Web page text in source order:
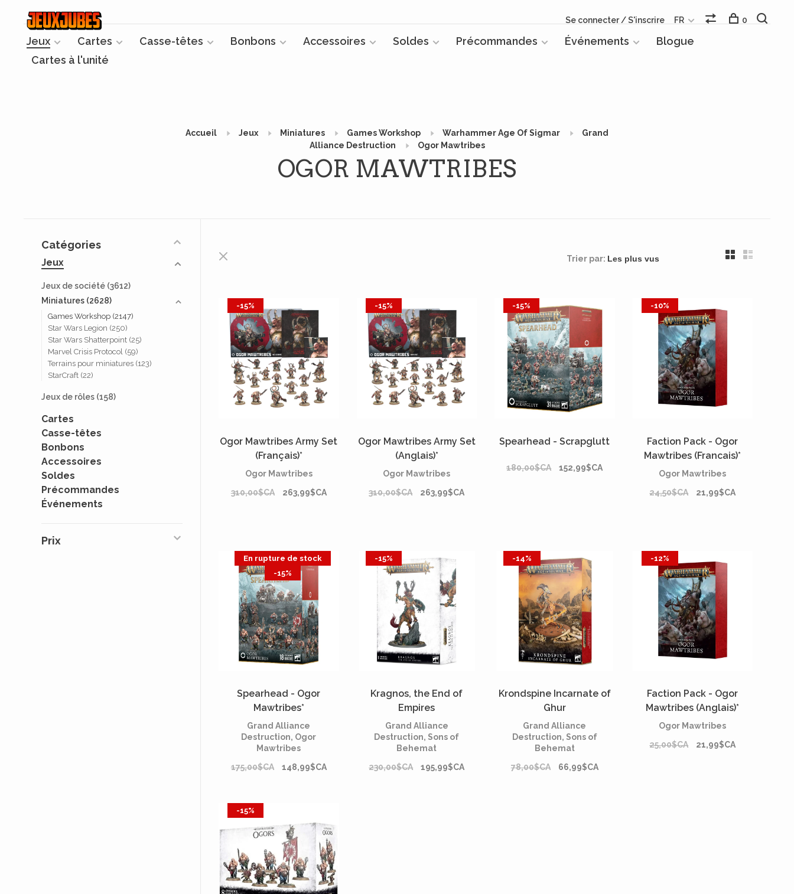
Jeux Cartes Casse-têtes Bonbons Accessoires Soldes Précommandes Événements
Blogue
Cartes à l'unité
Se connecter / S'inscrire FR 0
Accueil Jeux Miniatures Games Workshop Warhammer Age Of Sigmar
Grand
Alliance Destruction
Ogor Mawtribes
OGOR MAWTRIBES
Catégories
Jeux
Jeux de société (3612)
Miniatures (2628)
Games Workshop (2147)
Star Wars Legion (250)
Star Wars Shatterpoint (25)
Marvel Crisis Protocol (59)
Terrains pour miniatures (123)
StarCraft (22)
Jeux de rôles (158)
Cartes
Casse-têtes
Bonbons
Accessoires
Soldes
Précommandes
Événements
Prix
Trier par:
-15%
Ogor Mawtribes Army Set
(Français)*
Ogor Mawtribes
310,00$CA
263,99$CA
-15%
Ogor Mawtribes Army Set
(Anglais)*
Ogor Mawtribes
310,00$CA
263,99$CA
-15%
Spearhead - Scrapglutt
180,00$CA 152,99$CA
-10%
Faction Pack - Ogor
Mawtribes (Francais)*
Ogor Mawtribes
24,50$CA
21,99$CA
En rupture de stock
-15%
Spearhead - Ogor
Mawtribes*
Grand Alliance
Destruction, Ogor
Mawtribes
175,00$CA
148,99$CA
-15%
Kragnos, the End of
Empires
Grand Alliance
Destruction, Sons of
Behemat
230,00$CA
195,99$CA
-14%
Krondspine Incarnate of
Ghur
Grand Alliance
Destruction, Sons of
Behemat
78,00$CA
66,99$CA
-12%
Faction Pack - Ogor
Mawtribes (Anglais)*
Ogor Mawtribes
25,00$CA
21,99$CA
-15%